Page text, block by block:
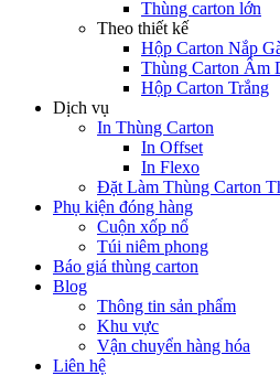
Thùng carton lớn
Theo thiết kế
Hộp Carton Nắp
Thùng Carton Âm
Hộp Carton Trắng
Dịch vụ
In Thùng Carton
In Offset
In Flexo
Đặt Làm Thùng Carton
Phụ kiện đóng hàng
Cuộn xốp nổ
Túi niêm phong
Báo giá thùng carton
Blog
Thông tin sản phẩm
Khu vực
Vận chuyển hàng hóa
Liên hệ